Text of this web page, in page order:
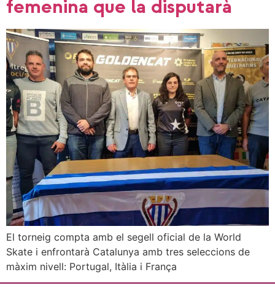
femenina que la disputarà
El torneig compta amb el segell oficial de la World
Skate i enfrontarà Catalunya amb tres seleccions de
màxim nivell: Portugal, Itàlia i França